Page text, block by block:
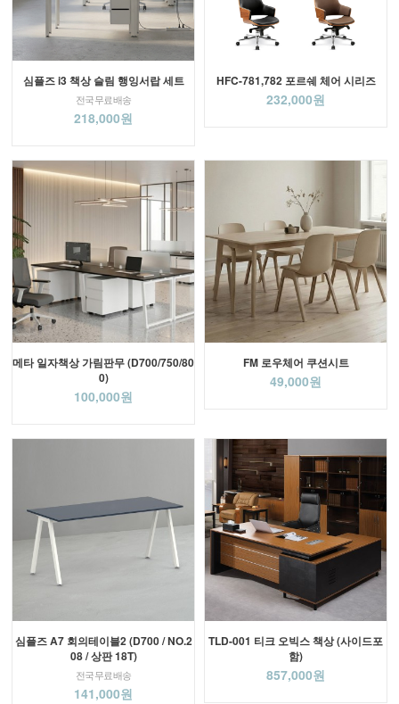
심플즈 i3 책상 슬림 행잉서랍 세트
전국무료배송
218,000원
HFC-781,782 포르쉐 체어 시리즈
232,000원
메타 일자책상 가림판무 (D700/750/80
0)
100,000원
FM 로우체어 쿠션시트
49,000원
심플즈 A7 회의테이블2 (D700 / NO.2
08 / 상판 18T)
전국무료배송
141,000원
TLD-001 티크 오빅스 책상 (사이드포
함)
857,000원